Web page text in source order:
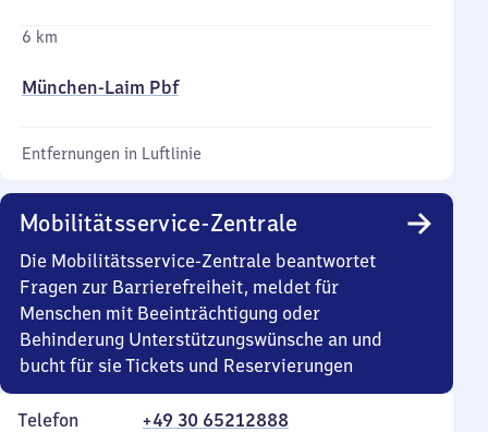
6 km
München-Laim Pbf
Entfernungen in Luftlinie
Mobilitätsservice-Zentrale
Die Mobilitätsservice-Zentrale beantwortet
Fragen zur Barrierefreiheit, meldet für
Menschen mit Beeinträchtigung oder
Behinderung Unterstützungswünsche an und
bucht für sie Tickets und Reservierungen
Telefon
+49 30 65212888